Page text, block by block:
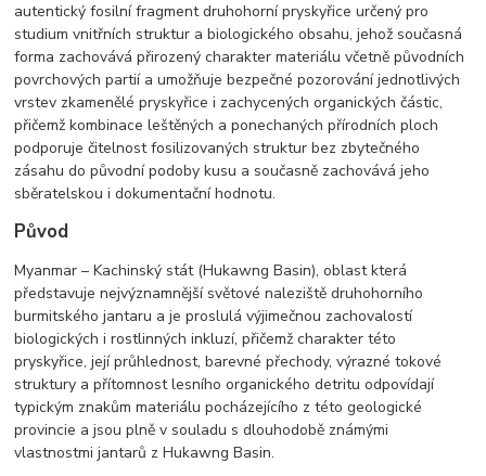
autentický fosilní fragment druhohorní pryskyřice určený pro
studium vnitřních struktur a biologického obsahu, jehož současná
forma zachovává přirozený charakter materiálu včetně původních
povrchových partií a umožňuje bezpečné pozorování jednotlivých
vrstev zkamenělé pryskyřice i zachycených organických částic,
přičemž kombinace leštěných a ponechaných přírodních ploch
podporuje čitelnost fosilizovaných struktur bez zbytečného
zásahu do původní podoby kusu a současně zachovává jeho
sběratelskou i dokumentační hodnotu.
Původ
Myanmar – Kachinský stát (Hukawng Basin), oblast která
představuje nejvýznamnější světové naleziště druhohorního
burmitského jantaru a je proslulá výjimečnou zachovalostí
biologických i rostlinných inkluzí, přičemž charakter této
pryskyřice, její průhlednost, barevné přechody, výrazné tokové
struktury a přítomnost lesního organického detritu odpovídají
typickým znakům materiálu pocházejícího z této geologické
provincie a jsou plně v souladu s dlouhodobě známými
vlastnostmi jantarů z Hukawng Basin.